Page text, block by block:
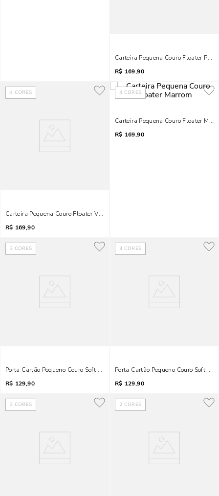
Carteira Pequena Couro Floater Preta
R$ 169,90
4 CORES
Carteira Pequena Couro Floater Vanilla
R$ 169,90
4 CORES
Carteira Pequena Couro Floater
R$ 169,90
3 CORES
Porta Cartão Pequeno Couro Soft Marrom
R$ 129,90
3 CORES
Porta Cartão Pequeno Couro Soft
R$ 129,90
3 CORES 2 CORES